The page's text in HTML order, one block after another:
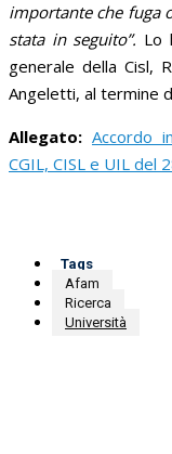
importante che fuga
stata in seguito”. Lo
generale della Cisl,
Angeletti, al termine
Allegato: Accordo
CGIL, CISL e UIL del
Tags
Afam
Ricerca
Università